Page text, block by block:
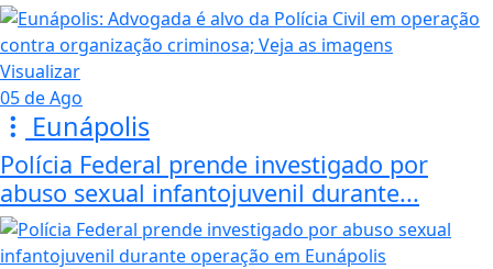
Visualizar
05 de Ago
Eunápolis
Polícia Federal prende investigado por
abuso sexual infantojuvenil durante...